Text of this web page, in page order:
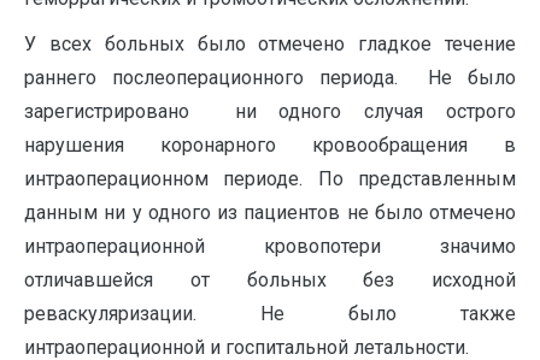
У всех больных было отмечено гладкое течение
раннего послеоперационного периода. Не было
зарегистрировано ни одного случая острого
нарушения коронарного кровообращения в
интраоперационном периоде. По представленным
данным ни у одного из пациентов не было отмечено
интраоперационной кровопотери значимо
отличавшейся от больных без исходной
реваскуляризации. Не было также
интраоперационной и госпитальной летальности.